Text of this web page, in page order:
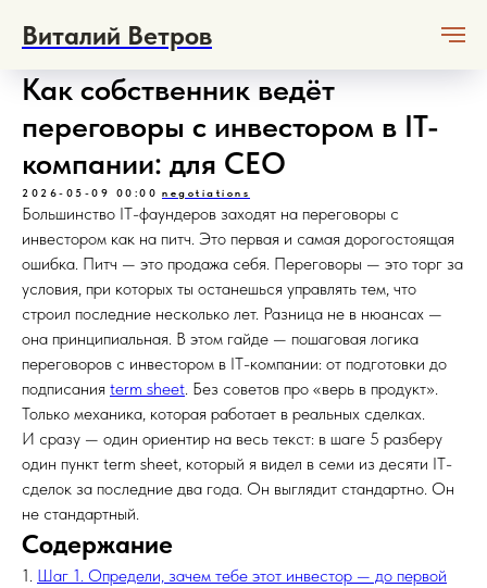
Виталий Ветров
Как собственник ведёт
переговоры с инвестором в IT-
компании: для CEO
2026-05-09 00:00 negotiations
Большинство IT-фаундеров заходят на переговоры с
инвестором как на питч. Это первая и самая дорогостоящая
ошибка. Питч — это продажа себя. Переговоры — это торг за
условия, при которых ты останешься управлять тем, что
строил последние несколько лет. Разница не в нюансах —
она принципиальная. В этом гайде — пошаговая логика
переговоров с инвестором в IT-компании: от подготовки до
подписания term sheet. Без советов про «верь в продукт».
Только механика, которая работает в реальных сделках.
И сразу — один ориентир на весь текст: в шаге 5 разберу
один пункт term sheet, который я видел в семи из десяти IT-
сделок за последние два года. Он выглядит стандартно. Он
не стандартный.
Содержание
1. Шаг 1. Определи, зачем тебе этот инвестор — до первой